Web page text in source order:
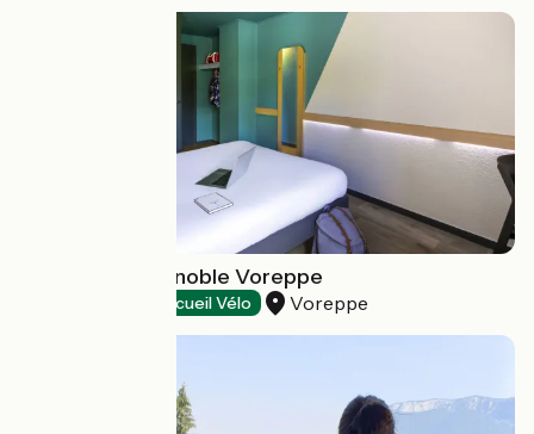
Ibis Budget Grenoble Voreppe
Accueil Vélo Voreppe